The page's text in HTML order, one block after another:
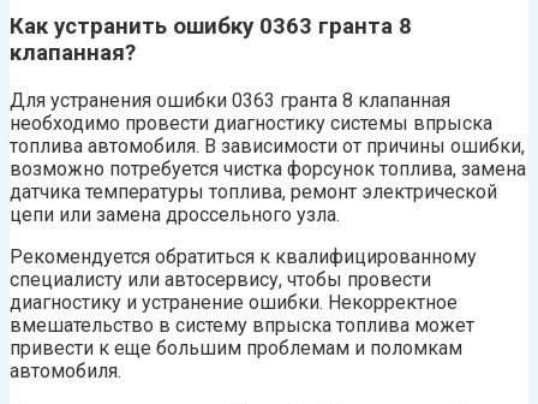
Как устранить ошибку 0363 гранта 8
клапанная?
Для устранения ошибки 0363 гранта 8 клапанная
необходимо провести диагностику системы впрыска
топлива автомобиля. В зависимости от причины ошибки,
возможно потребуется чистка форсунок топлива, замена
датчика температуры топлива, ремонт электрической
цепи или замена дроссельного узла.
Рекомендуется обратиться к квалифицированному
специалисту или автосервису, чтобы провести
диагностику и устранение ошибки. Некорректное
вмешательство в систему впрыска топлива может
привести к еще большим проблемам и поломкам
автомобиля.